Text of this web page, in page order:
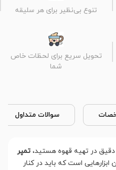
تنوع بی‌نظیر برای هر سلیقه
تحویل سریع برای لحظات خاص
شما
سوالات متداول
دقیق در تهیه قهوه هستید، تمپر
است که باید در کنار